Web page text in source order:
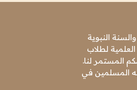
النبوية
لطلاب
المستمر لنا.
المسلمين في